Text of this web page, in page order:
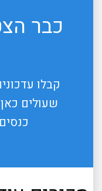
כבר
קבלו
שעולים